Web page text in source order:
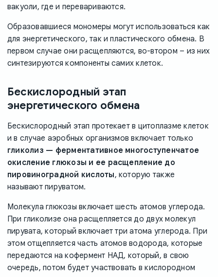
вакуоли, где и перевариваются.
Образовавшиеся мономеры могут использоваться как
для энергетического, так и пластического обмена. В
первом случае они расщепляются, во-втором – из них
синтезируются компоненты самих клеток.
Бескислородный этап
энергетического обмена
Бескислородный этап протекает в цитоплазме клеток
и в случае аэробных организмов включает только
гликолиз — ферментативное многоступенчатое
окисление глюкозы и ее расщепление до
пировиноградной кислоты, которую также
называют пируватом.
Молекула глюкозы включает шесть атомов углерода.
При гликолизе она расщепляется до двух молекул
пирувата, который включает три атома углерода. При
этом отщепляется часть атомов водорода, которые
передаются на кофермент НАД, который, в свою
очередь, потом будет участвовать в кислородном